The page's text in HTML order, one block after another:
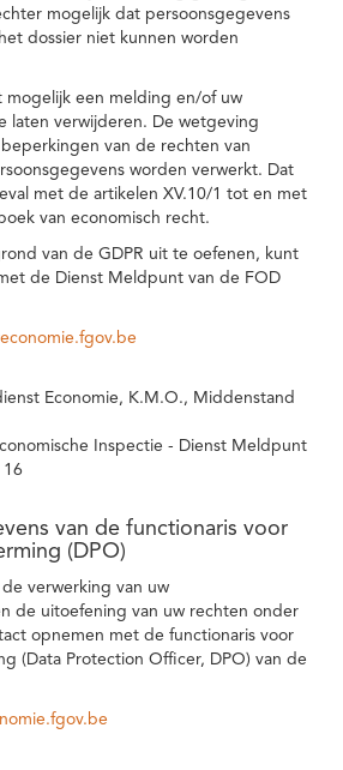
mogelijk dat persoonsgegevens
dossier niet kunnen worden
mogelijk een melding en/of uw
laten verwijderen. De wetgeving
van de rechten van
worden verwerkt. Dat
met de artikelen XV.10/1 tot en met
van economisch recht.
van de GDPR uit te oefenen, kunt
de Dienst Meldpunt van de FOD
Economie, K.M.O., Middenstand
Inspectie - Dienst Meldpunt
16
van de functionaris voor
(DPO)
verwerking van uw
de uitoefening van uw rechten onder
opnemen met de functionaris voor
(Data Protection Officer, DPO) van de